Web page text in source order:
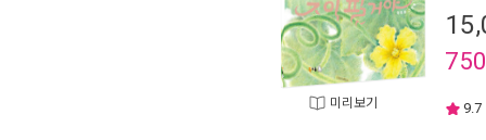
미리보기
750
9.7